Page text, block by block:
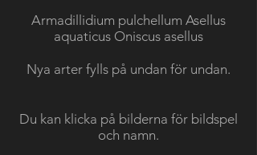
Armadillidium pulchellum Asellus
aquaticus Oniscus asellus
Nya arter fylls på undan för undan.
Du kan klicka på bilderna för bildspel
och namn.